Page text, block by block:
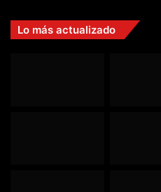
Lo más actualizado